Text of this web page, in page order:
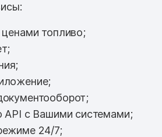
топливо;
API с Вашими системами;
24/7;